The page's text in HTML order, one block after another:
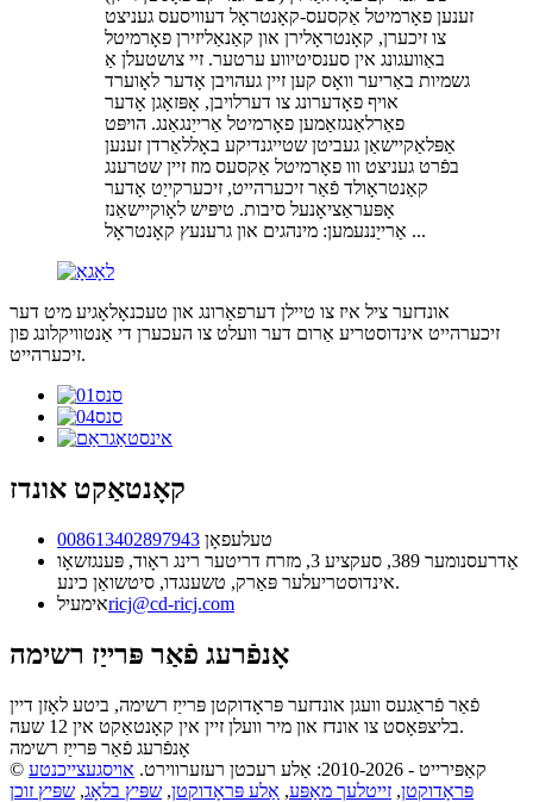
זענען פאָרמיטל אַקסעס-קאָנטראָל דעוויסעס געניצט
צו זיכערן, קאָנטראָלירן און קאַנאַליזירן פאָרמיטל
באַוועגונג אין סענסיטיווע ערטער. זיי צושטעלן אַ
גשמיות באַריער וואָס קען זיין געהויבן אָדער לאָוערד
אויף פאָדערונג צו דערלויבן, אָפּזאָגן אָדער
פאַרלאַנגזאַמען פאָרמיטל אַרייַנגאַנג. הויפּט
אַפּלאַקיישאַן געביטן שטייגנדיקע באָללאַרדן זענען
בפֿרט געניצט ווו פאָרמיטל אַקסעס מוז זיין שטרענג
קאַנטראָולד פֿאַר זיכערהייט, זיכערקייַט אָדער
אָפּעראַציאָנעל סיבות. טיפּיש לאָוקיישאַנז
אַרייַננעמען: מינהגים און גרענעץ קאָנטראָל ...
אונדזער ציל איז צו טיילן דערפאַרונג און טעכנאָלאָגיע מיט דער
זיכערהייט אינדוסטריע אַרום דער וועלט צו העכערן די אַנטוויקלונג פון
זיכערהייט.
קאָנטאַקט אונדז
טעלעפאָן 008613402897943
אַדרעס
נומער 389, סעקציע 3, מזרח דריטער רינג ראָוד, פּענגזשאָו
אינדוסטריעלער פּאַרק, טשענגדו, סיטשואַן כינע.
אימעילricj@cd-ricj.com
אָנפֿרעג פֿאַר פּרייַז רשימה
פֿאַר פֿראַגעס וועגן אונדזער פּראָדוקטן פּרייַז רשימה, ביטע לאָזן דיין
בליצפּאָסט צו אונדז און מיר וועלן זיין אין קאָנטאַקט אין 12 שעה.
אָנפֿרעג פֿאַר פּרייַז רשימה
© קאַפּירייט - 2010-2026: אַלע רעכטן רעזערווירט.
אויסגעצייכנטע
פּראָדוקטן, זייטלעך מאַפּע, אַלע פּראָדוקטן, שפּיץ בלאָג, שפּיץ זוכן